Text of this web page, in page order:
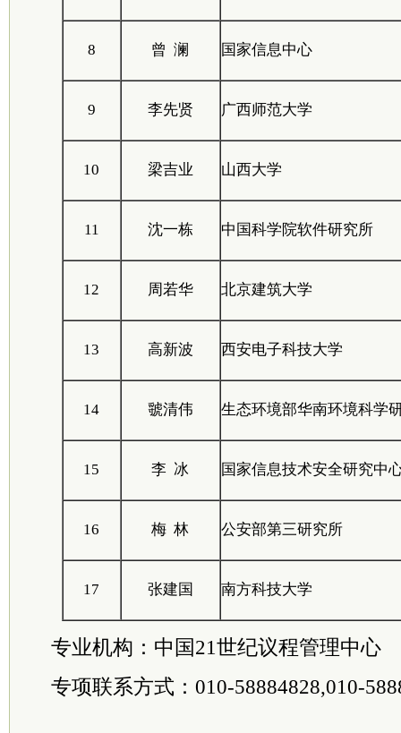
8 曾 澜 国家信息中心
9 李先贤 广西师范大学
10 梁吉业 山西大学
11 沈一栋 中国科学院软件研究所
12 周若华 北京建筑大学
13 高新波 西安电子科技大学
14 虢清伟 生态环境部华南环境科学
15 李 冰 国家信息技术安全研究中
16 梅 林 公安部第三研究所
17 张建国 南方科技大学
专业机构：中国21世纪议程管理中心
专项联系方式：010-58884828,010-